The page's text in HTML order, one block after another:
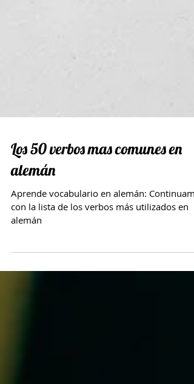
Los 50 verbos mas comunes en
alemán
Aprende vocabulario en alemán:
alemán